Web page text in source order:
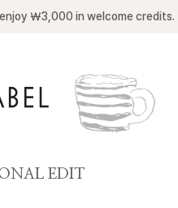
￦3,000 in welcome credits.
EDIT